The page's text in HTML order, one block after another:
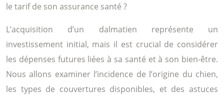
le tarif de son assurance santé ?
L’acquisition d’un dalmatien représente un
investissement initial, mais il est crucial de considérer
les dépenses futures liées à sa santé et à son bien-être.
Nous allons examiner l’incidence de l’origine du chien,
les types de couvertures disponibles, et des astuces